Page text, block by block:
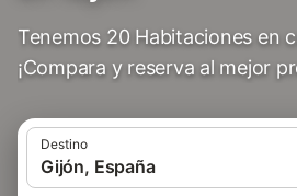
Tenemos 20 Habitaciones en
¡Compara y reserva al mejor
Destino
Gijón, España